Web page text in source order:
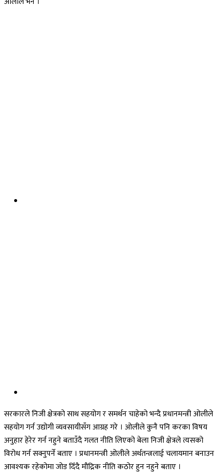
सरकारले निजी क्षेत्रको साथ सहयोग र समर्थन चाहेको भन्दै प्रधानमन्त्री ओलीले
सहयोग गर्न उद्योगी व्यवसायीसँग आग्रह गरे । ओलीले कुनै पनि करका विषय
अनुहार हेरेर गर्न नहुने बताउँदै गलत नीति लिएको बेला निजी क्षेत्रले त्यसको
विरोध गर्न सक्नुपर्ने बताए । प्रधानमन्त्री ओलीले अर्थतन्त्रलाई चलायमान बनाउन
आवश्यक रहेकोमा जोड दिँदै मौद्रिक नीति कठोर हुन नहुने बताए ।